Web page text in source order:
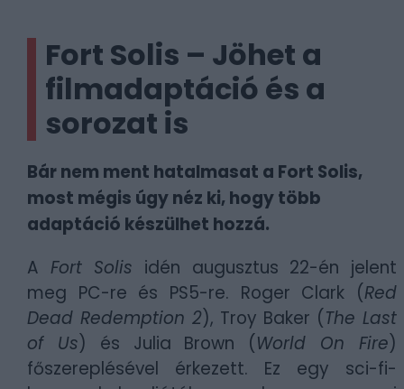
Fort Solis – Jöhet a
filmadaptáció és a
sorozat is
Bár nem ment hatalmasat a Fort Solis,
most mégis úgy néz ki, hogy több
adaptáció készülhet hozzá.
A Fort Solis idén augusztus 22-én jelent
meg PC-re és PS5-re. Roger Clark (Red
Dead Redemption 2), Troy Baker (The Last
of Us) és Julia Brown (World On Fire)
főszereplésével érkezett. Ez egy sci-fi-